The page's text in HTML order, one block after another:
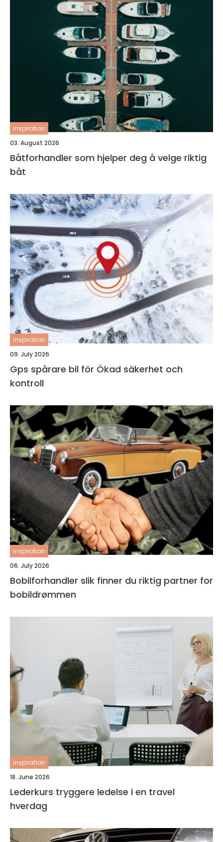
inspiration
03. August 2026
Båtforhandler som hjelper deg å velge riktig
båt
inspiration
09. July 2026
Gps spårare bil för Ökad säkerhet och
kontroll
inspiration
06. July 2026
Bobilforhandler slik finner du riktig partner for
bobildrømmen
inspiration
18. June 2026
Lederkurs tryggere ledelse i en travel
hverdag